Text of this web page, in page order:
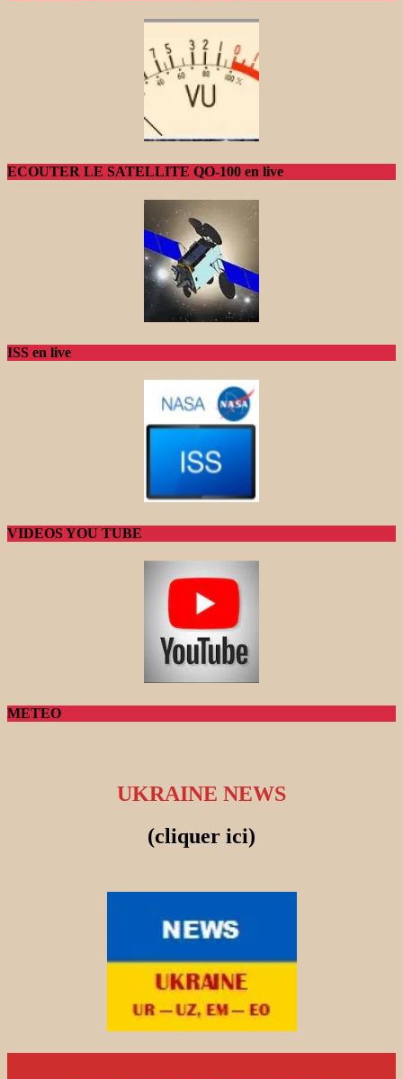
ECOUTER LE SATELLITE QO-100 en live
ISS en live
VIDEOS YOU TUBE
METEO
UKRAINE NEWS
(cliquer ici)